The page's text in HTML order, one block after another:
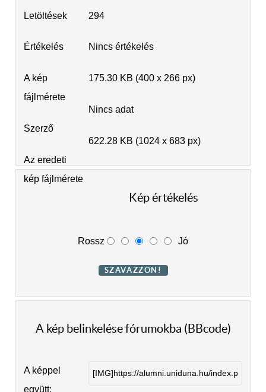
Letöltések 294
Értékelés Nincs értékelés
A kép
fájlmérete
175.30 KB (400 x 266 px)
Szerző
Nincs adat
Az eredeti
kép fájlmérete
622.28 KB (1024 x 683 px)
Kép értékelés
Rossz Jó
A kép belinkelése fórumokba (BBcode)
A képpel
együtt: